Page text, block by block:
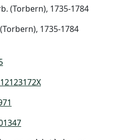
(Torbern), 1735-1784
1735-1784